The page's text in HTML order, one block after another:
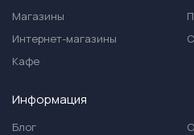
Магазины
Интернет-магазины
Кафе
Информация
Блог